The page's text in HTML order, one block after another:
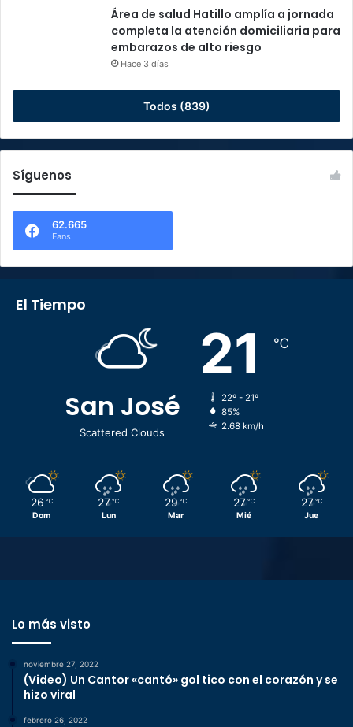
Área de salud Hatillo amplía a jornada
completa la atención domiciliaria para
embarazos de alto riesgo
Hace 3 días
Todos (839)
Síguenos
62.665
Fans
El Tiempo
San José
Scattered Clouds
21 ℃
22º - 21º
85%
2.68 km/h
26 ℃
Dom
27 ℃
Lun
29 ℃
Mar
27 ℃
Mié
27 ℃
Jue
Lo más visto
noviembre 27, 2022
(Video) Un Cantor «cantó» gol tico con el corazón y se
hizo viral
febrero 26, 2022